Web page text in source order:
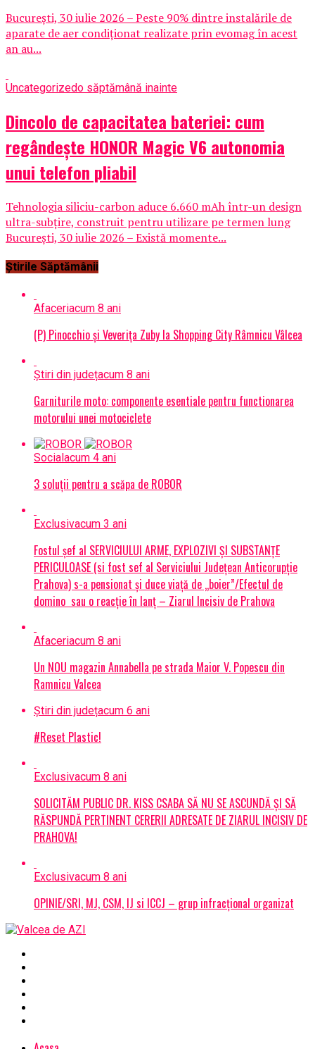
București, 30 iulie 2026 – Peste 90% dintre instalările de
aparate de aer condiționat realizate prin evomag în acest
an au...
Uncategorizedo săptămână inainte
Dincolo de capacitatea bateriei: cum
regândește HONOR Magic V6 autonomia
unui telefon pliabil
Tehnologia siliciu-carbon aduce 6.660 mAh într-un design
ultra-subțire, construit pentru utilizare pe termen lung
București, 30 iulie 2026 – Există momente...
Știrile Săptămânii
Afaceriacum 8 ani
(P) Pinocchio și Veverița Zuby la Shopping City Râmnicu Vâlcea
Știri din județacum 8 ani
Garniturile moto: componente esentiale pentru functionarea
motorului unei motociclete
Social acum 4 ani
3 soluții pentru a scăpa de ROBOR
Exclusivacum 3 ani
Fostul șef al SERVICIULUI ARME, EXPLOZIVI ŞI SUBSTANŢE
PERICULOASE (si fost sef al Serviciului Judeţean Anticorupţie
Prahova) s-a pensionat și duce viață de „boier”/Efectul de
domino sau o reacție în lanț – Ziarul Incisiv de Prahova
Afaceriacum 8 ani
Un NOU magazin Annabella pe strada Maior V. Popescu din
Ramnicu Valcea
Știri din județacum 6 ani
#Reset Plastic!
Exclusivacum 8 ani
SOLICITĂM PUBLIC DR. KISS CSABA SĂ NU SE ASCUNDĂ ȘI SĂ
RĂSPUNDĂ PERTINENT CERERII ADRESATE DE ZIARUL INCISIV DE
PRAHOVA!
Exclusivacum 8 ani
OPINIE/SRI, MJ, CSM, IJ si ICCJ – grup infracțional organizat